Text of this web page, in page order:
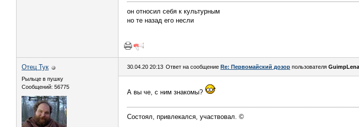
он относил себя к культурным
но те назад его несли
Отец Тук
Рыльце в пушку
Сообщений: 56775
30.04.20 20:13 Ответ на сообщение Re: Первомайский дозор пользователя GuimpLena
А вы че, с ним знакомы?
Состоял, привлекался, участвовал. ©